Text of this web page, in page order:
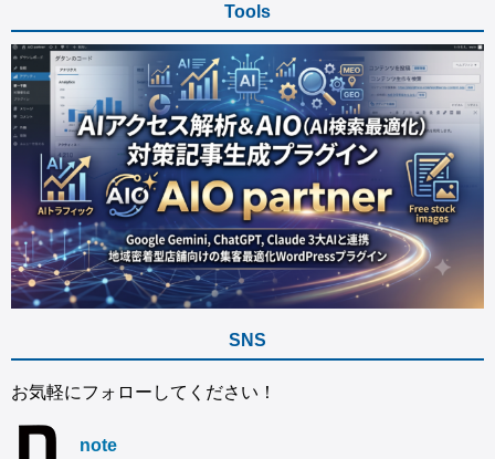
Tools
SNS
お気軽にフォローしてください！
note